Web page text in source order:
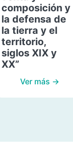
composición y
la defensa de
la tierra y el
territorio,
siglos XIX y
XX”
Ver más →